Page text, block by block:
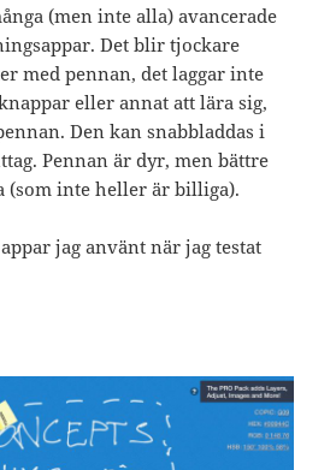
(men inte alla) avancerade
Det blir tjockare
med pennan, det laggar inte
eller annat att lära sig,
Den kan snabbladdas i
Pennan är dyr, men bättre
inte heller är billiga).
jag använt när jag testat